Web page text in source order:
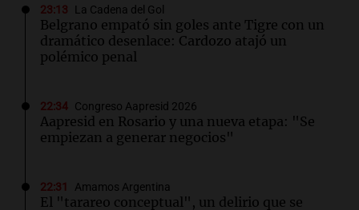
23:13 La Cadena del Gol
Belgrano empató sin goles ante Tigre con un
dramático desenlace: Cardozo atajó un
polémico penal
22:34 Congreso Aapresid 2026
Aapresid en Rosario y una nueva etapa: "Se
empiezan a generar negocios"
22:31 Amamos Argentina
El "tarareo conceptual", un delirio que se